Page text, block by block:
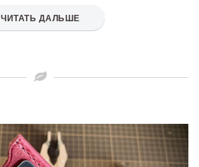
ЧИТАТЬ ДАЛЬШЕ